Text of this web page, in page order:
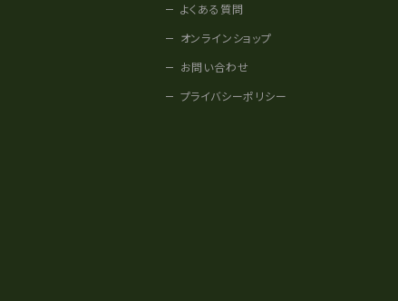
よくある質問
オンラインショップ
お問い合わせ
プライバシーポリシー